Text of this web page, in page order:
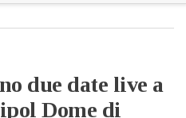
due date live a
Dome di